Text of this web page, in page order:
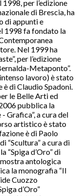
per l’edizione
di Brescia, ha
di appunti e
1998 fa fondato la
Nel 1999 ha
per l’edizione
Metaponto”.
lavoro) è stato
di Claudio Spadoni.
le Belle Arti ed
pubblica la
Grafica”, a cura del
artistico è stato
è di Paolo
“Scultura” a cura di
“Spiga d’Oro” di
antologica
la monografia “Il
Cuozzo
d’Oro”